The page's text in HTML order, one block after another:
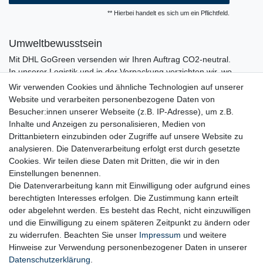
** Hierbei handelt es sich um ein Pflichtfeld.
Umweltbewusstsein
Mit DHL GoGreen versenden wir Ihren Auftrag CO2-neutral.
In unserer Logistik und in der Verpackung verzichten wir, wo
immer es möglich ist, auf den Einsatz von Kunststoffen und
Plastik.
Wir verwenden Cookies und ähnliche Technologien auf unserer
Website und verarbeiten personenbezogene Daten von
Besucher:innen unserer Webseite (z.B. IP-Adresse), um z.B.
Inhalte und Anzeigen zu personalisieren, Medien von
Drittanbietern einzubinden oder Zugriffe auf unsere Website zu
analysieren. Die Datenverarbeitung erfolgt erst durch gesetzte
Cookies. Wir teilen diese Daten mit Dritten, die wir in den
Einstellungen benennen.
Die Datenverarbeitung kann mit Einwilligung oder aufgrund eines
berechtigten Interesses erfolgen. Die Zustimmung kann erteilt
oder abgelehnt werden. Es besteht das Recht, nicht einzuwilligen
und die Einwilligung zu einem späteren Zeitpunkt zu ändern oder
zu widerrufen. Beachten Sie unser Impressum und weitere
Hinweise zur Verwendung personenbezogener Daten in unserer
Daten­schutz­erklärung